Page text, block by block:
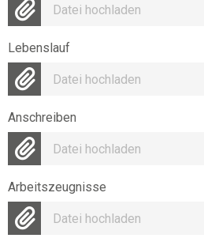
Datei hochladen
Lebenslauf
Datei hochladen
Anschreiben
Datei hochladen
Arbeitszeugnisse
Datei hochladen